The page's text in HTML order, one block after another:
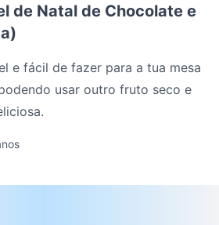
de Natal de Chocolate e
e fácil de fazer para a tua mesa
usar outro fruto seco e